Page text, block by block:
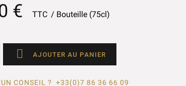
€ TTC Bouteille (75cl)
 AJOUTER AU PANIER
CONSEIL ? +33(0)7 86 36 66 09